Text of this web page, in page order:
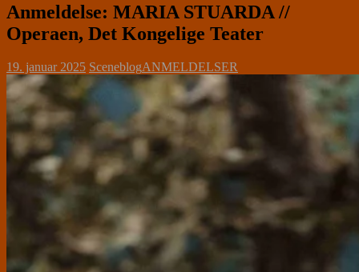
Anmeldelse: MARIA STUARDA //
Operaen, Det Kongelige Teater
19. januar 2025 SceneblogANMELDELSER